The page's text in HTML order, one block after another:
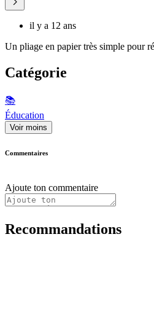
il y a 12 ans
Un pliage en papier très simple pour
Catégorie
📚
Éducation
Voir moins
Commentaires
Ajoute ton commentaire
Recommandations